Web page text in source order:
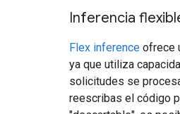
Inferencia
Flex inference ofrece
ya que utiliza
solicitudes se
reescribas el código